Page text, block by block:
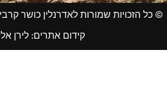
© כל הזכויות שמורות לאדרנלין כושר קרבי |
קידום אתרים: לירן